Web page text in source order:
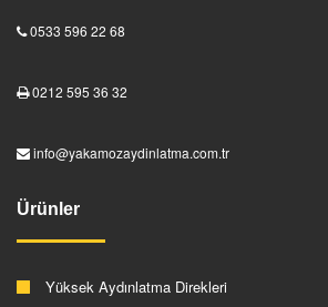
0533 596 22 68
0212 595 36 32
info@yakamozaydinlatma.com.tr
Ürünler
Yüksek Aydınlatma Direkleri